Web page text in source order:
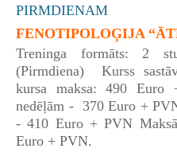
FENOTIPOLOĢIJA
Treninga formāts: 2
(Pirmdiena) Kurss
kursa maksa: 490
nedēļām - 370 Euro +
- 410 Euro + PVN
Euro + PVN.